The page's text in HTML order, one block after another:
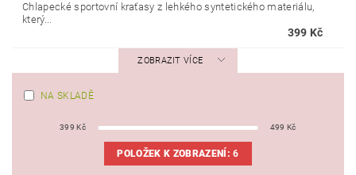
Chlapecké sportovní kraťasy z lehkého syntetického materiálu,
který...
399 Kč
ZOBRAZIT VÍCE
NA SKLADĚ
399 Kč 499 Kč
POLOŽEK K ZOBRAZENÍ:6